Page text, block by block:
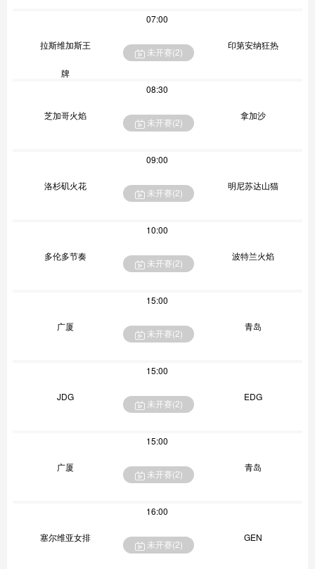
07:00
拉斯维加斯王
牌
印第安纳狂热
未开赛(2)
08:30
芝加哥火焰 拿加沙
未开赛(2)
09:00
洛杉矶火花 明尼苏达山猫
未开赛(2)
10:00
多伦多节奏 波特兰火焰
未开赛(2)
15:00
广厦 青岛
未开赛(2)
15:00
JDG EDG
未开赛(2)
15:00
广厦 青岛
未开赛(2)
16:00
塞尔维亚女排 GEN
未开赛(2)